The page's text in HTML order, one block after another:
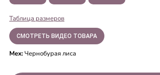
Таблица размеров
СМОТРЕТЬ ВИДЕО ТОВАРА
Мех:Чернобурая лиса